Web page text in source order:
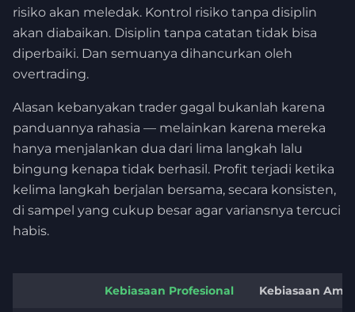
risiko akan meledak. Kontrol risiko tanpa disiplin
akan diabaikan. Disiplin tanpa catatan tidak bisa
diperbaiki. Dan semuanya dihancurkan oleh
overtrading.
Alasan kebanyakan trader gagal bukanlah karena
panduannya rahasia — melainkan karena mereka
hanya menjalankan dua dari lima langkah lalu
bingung kenapa tidak berhasil. Profit terjadi ketika
kelima langkah berjalan bersama, secara konsisten,
di sampel yang cukup besar agar variansnya tercuci
habis.
Kebiasaan Profesional Kebiasaan